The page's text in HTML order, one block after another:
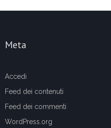
Meta
Accedi
Feed dei contenuti
Feed dei commenti
WordPress.org